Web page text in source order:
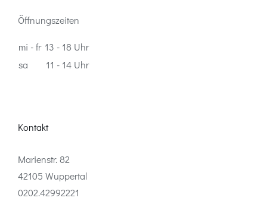
Öffnungszeiten
mi - fr 13 - 18 Uhr
sa
11 - 14 Uhr
Kontakt
Marienstr. 82
42105 Wuppertal
0202.42992221